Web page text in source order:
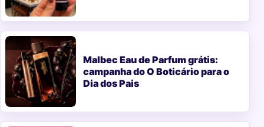
Malbec Eau de Parfum grátis:
campanha do O Boticário para o
Dia dos Pais